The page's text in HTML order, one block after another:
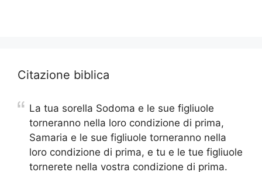
Citazione biblica
La tua sorella Sodoma e le sue figliuole
torneranno nella loro condizione di prima,
Samaria e le sue figliuole torneranno nella
loro condizione di prima, e tu e le tue figliuole
tornerete nella vostra condizione di prima.